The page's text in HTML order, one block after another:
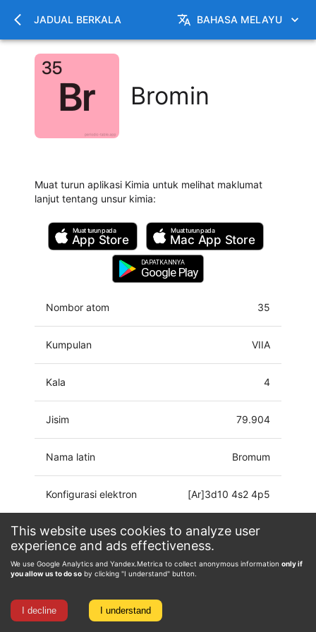
This website uses cookies to analyze user
experience and ads effectiveness.
We use Google Analytics and Yandex.Metrica to collect anonymous information only if
you allow us to do so by clicking "I understand" button.
I decline I understand
JADUAL BERKALA BAHASA MELAYU
Bromin
Muat turun aplikasi Kimia untuk melihat maklumat
lanjut tentang unsur kimia:
Muat turun pada
App Store
Muat turun pada
Mac App Store
DAPATKANNYA
Google Play
Nombor atom 35
Kumpulan VIIA
Kala 4
Jisim 79.904
Nama latin Bromum
Konfigurasi elektron [Ar]3d10 4s2 4p5
Keadaan pengoksidaan -1, 0, 1, 3, 4, 5